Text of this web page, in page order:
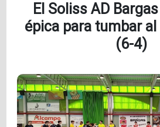
El Soliss AD
épica para tumbar al
(6-4)